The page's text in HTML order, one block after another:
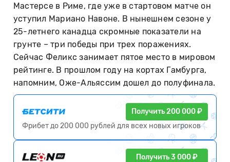
Мастерсе в Риме, где уже в стартовом матче он
уступил Мариано Навоне. В нынешнем сезоне у
25-летнего канадца скромные показатели на
грунте – три победы при трех поражениях.
Сейчас Феликс занимает пятое место в мировом
рейтинге. В прошлом году на кортах Гамбурга,
напомним, Оже-Альяссим дошел до полуфинала.
Получить 200 000 ₽
Фрибет до 200 000 рублей для всех новых игроков
Получить 3 000 ₽